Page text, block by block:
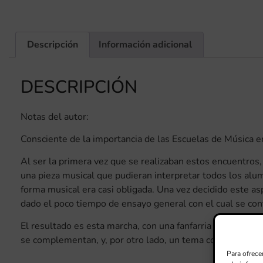
Para
Descripción Información adicional
DESCRIPCIÓN
Notas del autor:
Consciente de la importancia de las Escuelas de
Al ser la primera vez que se realizaban estos
una pieza musical que pudieran interpretar todos los
forma musical era casi obligada. Una vez decidido este
dado el poco tiempo de ensayo general con el cual se
El resultado es esta marcha, con una fanfarria inicial
se complementan, y, por otro lado, un tema